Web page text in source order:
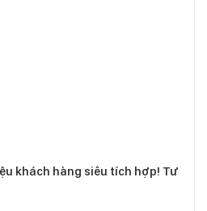
khách hàng siêu tích hợp! Tư